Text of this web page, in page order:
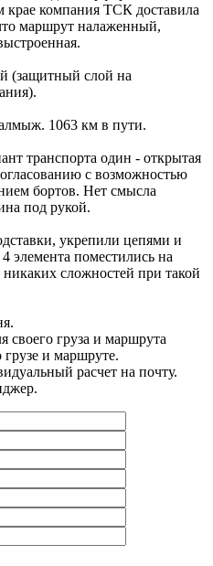
крае компания ТСК доставила
маршрут налаженный,
(защитный слой на
1063 км в пути.
транспорта один - открытая
с возможностью
бортов. Нет смысла
под рукой.
укрепили цепями и
элемента поместились на
сложностей при такой
своего груза и маршрута
и маршруте.
расчет на почту.